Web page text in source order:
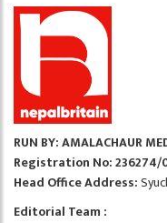
RUN BY: AMALACHAUR
Registration No: 236274/
Head Office Address:
Editorial Team :